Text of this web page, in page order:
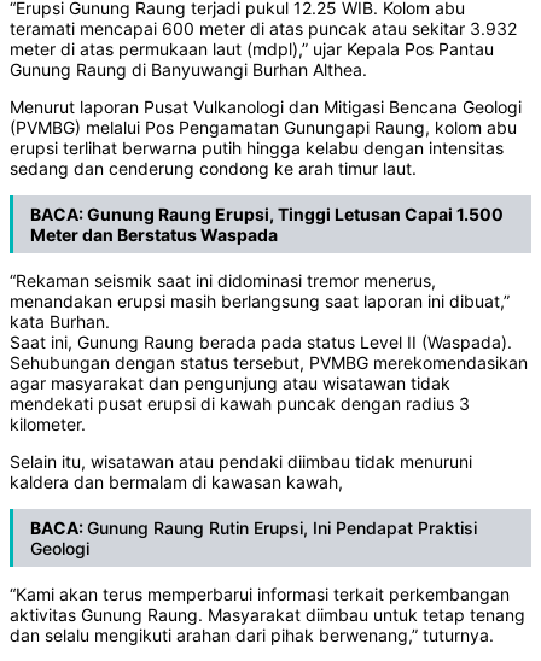
“Erupsi Gunung Raung terjadi pukul 12.25 WIB. Kolom abu
teramati mencapai 600 meter di atas puncak atau sekitar 3.932
meter di atas permukaan laut (mdpl),” ujar Kepala Pos Pantau
Gunung Raung di Banyuwangi Burhan Althea.
Menurut laporan Pusat Vulkanologi dan Mitigasi Bencana Geologi
(PVMBG) melalui Pos Pengamatan Gunungapi Raung, kolom abu
erupsi terlihat berwarna putih hingga kelabu dengan intensitas
sedang dan cenderung condong ke arah timur laut.
BACA:Gunung Raung Erupsi, Tinggi Letusan Capai 1.500
Meter dan Berstatus Waspada
“Rekaman seismik saat ini didominasi tremor menerus,
menandakan erupsi masih berlangsung saat laporan ini dibuat,”
kata Burhan.
Saat ini, Gunung Raung berada pada status Level II (Waspada).
Sehubungan dengan status tersebut, PVMBG merekomendasikan
agar masyarakat dan pengunjung atau wisatawan tidak
mendekati pusat erupsi di kawah puncak dengan radius 3
kilometer.
Selain itu, wisatawan atau pendaki diimbau tidak menuruni
kaldera dan bermalam di kawasan kawah,
BACA:Gunung Raung Rutin Erupsi, Ini Pendapat Praktisi
Geologi
“Kami akan terus memperbarui informasi terkait perkembangan
aktivitas Gunung Raung. Masyarakat diimbau untuk tetap tenang
dan selalu mengikuti arahan dari pihak berwenang,” tuturnya.